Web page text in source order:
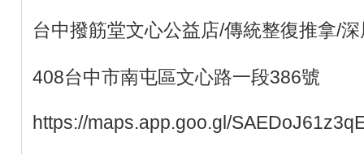
台中撥筋堂文心公益店/傳統整復推拿/
408台中市南屯區文心路一段386號
https://maps.app.goo.gl/